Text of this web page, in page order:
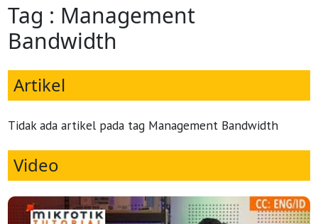
Tag : Management
Bandwidth
Artikel
Tidak ada artikel pada tag Management Bandwidth
Video